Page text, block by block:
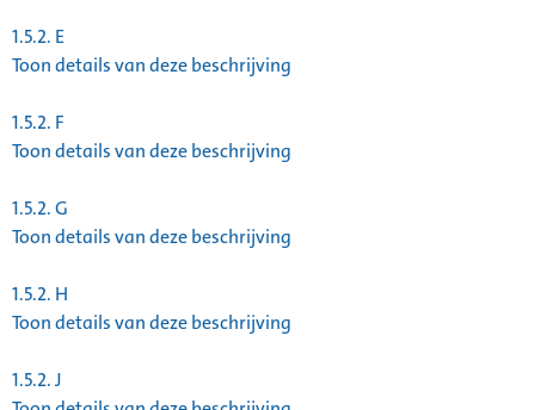
1.5.2. E
Toon details van deze beschrijving
1.5.2. F
Toon details van deze beschrijving
1.5.2.G
Toon details van deze beschrijving
1.5.2. H
Toon details van deze beschrijving
1.5.2.J